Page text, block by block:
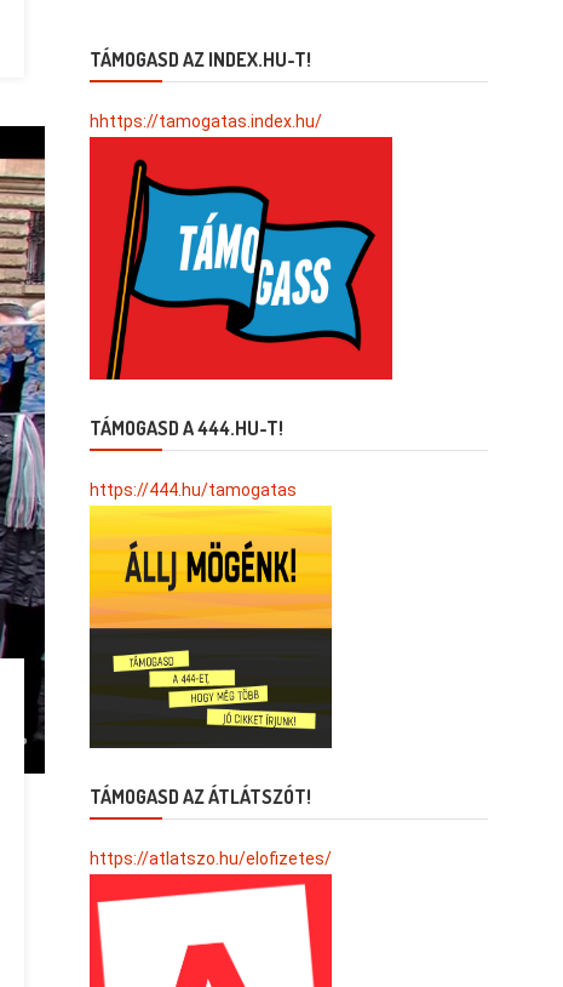
TÁMOGASD AZ INDEX.HU-T!
hhttps://tamogatas.index.hu/
TÁMOGASD A 444.HU-T!
https://444.hu/tamogatas
TÁMOGASD AZ ÁTLÁTSZÓT!
https://atlatszo.hu/elofizetes/